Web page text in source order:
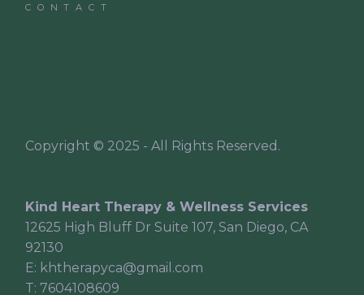
CONTACT
Copyright © 2025 - All Rights Reserved.
Kind Heart Therapy & Wellness Services
12625 High Bluff Dr Suite 107, San Diego, CA
92130
E: khtherapyca@gmail.com
T: 7604108609